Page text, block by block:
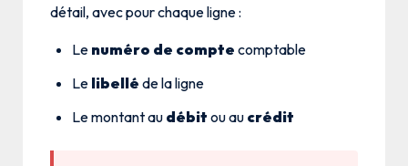
détail, avec pour chaque ligne :
Le numéro de compte comptable
Le libellé de la ligne
Le montant au débit ou au crédit